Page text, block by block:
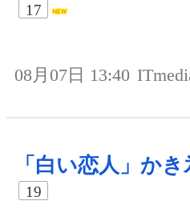
17
08月07日 13:40
「白い恋人」か
19